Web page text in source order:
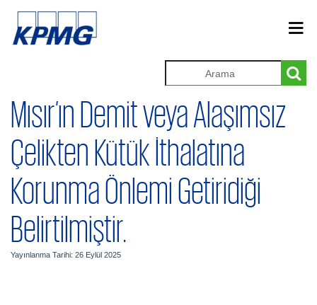
Mısır’ın Demit veya Alaşımsız
Çelikten Kütük İthalatına
Korunma Önlemi Getiridiği
Belirtilmiştir.
Yayınlanma Tarihi: 26 Eylül 2025